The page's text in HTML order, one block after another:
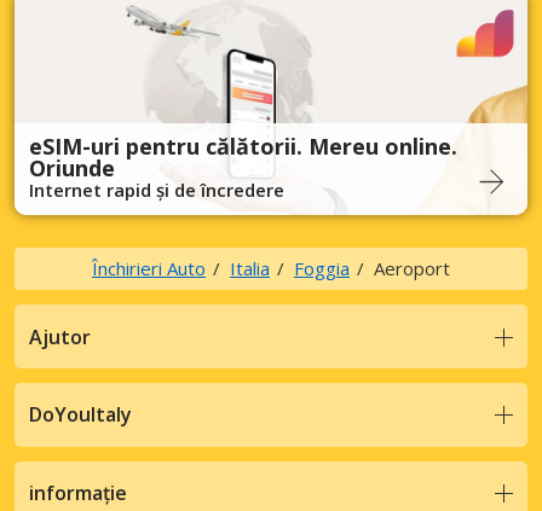
eSIM-uri pentru călătorii. Mereu online.
Oriunde
Internet rapid și de încredere
Închirieri Auto Italia Foggia Aeroport
Ajutor
DoYouItaly
informație